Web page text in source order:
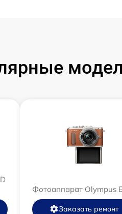
Фотоаппарат Olympus
Заказать ремонт